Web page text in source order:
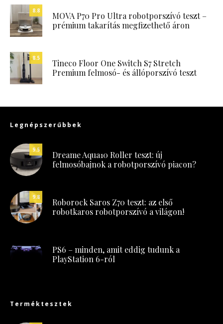
8.8
MOVA P70 Pro Ultra robotporszívó teszt –
prémium takarítás megfizethető áron
8.5
Tineco Floor One Switch S7 Stretch
Premium felmosó- és állóporszívó teszt
Legnépszerűbbek
9.5
Dreame Aqua10 Roller teszt: új
felmosóbajnok a robotporszívó piacon?
9.8
Roborock Saros Z70 teszt: az első
robotkaros robotporszívó a világon!
PS6 – minden, amit eddig tudunk a
PlayStation 6-ról
Terméktesztek